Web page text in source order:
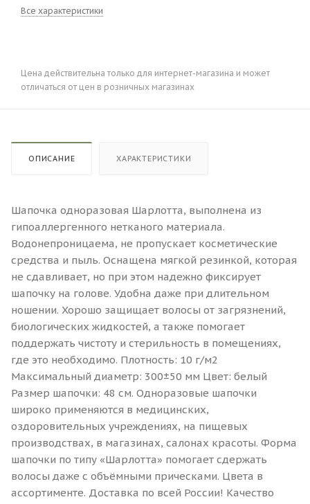
Все характеристики
Цена действительна только для интернет-магазина и может
отличаться от цен в розничных магазинах
ОПИСАНИЕ ХАРАКТЕРИСТИКИ
Шапочка одноразовая Шарлотта, выполнена из
гипоаллергенного нетканого материала.
Водонепроницаема, не пропускает косметические
средства и пыль. Оснащена мягкой резинкой, которая
не сдавливает, но при этом надежно фиксирует
шапочку на голове. Удобна даже при длительном
ношении. Хорошо защищает волосы от загрязнений,
биологических жидкостей, а также помогает
поддержать чистоту и стерильность в помещениях,
где это необходимо. Плотность: 10 г/м2
Максимальный диаметр: 300±50 мм Цвет: белый
Размер шапочки: 48 см. Одноразовые шапочки
широко применяются в медицинских,
оздоровительных учреждениях, на пищевых
производствах, в магазинах, салонах красоты. Форма
шапочки по типу «Шарлотта» помогает сдержать
волосы даже с объёмными прическами. Цвета в
ассортименте. Доставка по всей России! Качество